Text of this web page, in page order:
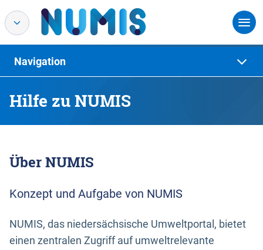
Hilfe zu NUMIS
Navigation
Über NUMIS
Konzept und Aufgabe von NUMIS
NUMIS, das niedersächsische Umweltportal, bietet
einen zentralen Zugriff auf umweltrelevante